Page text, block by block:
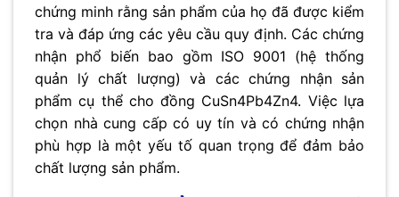
chứng minh rằng sản phẩm của họ đã được kiểm
tra và đáp ứng các yêu cầu quy định. Các chứng
nhận phổ biến bao gồm ISO 9001 (hệ thống
quản lý chất lượng) và các chứng nhận sản
phẩm cụ thể cho đồng CuSn4Pb4Zn4. Việc lựa
chọn nhà cung cấp có uy tín và có chứng nhận
phù hợp là một yếu tố quan trọng để đảm bảo
chất lượng sản phẩm.